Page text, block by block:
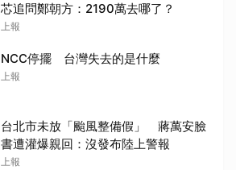
芯追問鄭朝方：2190萬去哪了？
上報
NCC停擺 台灣失去的是什麼
上報
台北市未放「颱風整備假」 蔣萬安臉
書遭灌爆親回：沒發布陸上警報
上報